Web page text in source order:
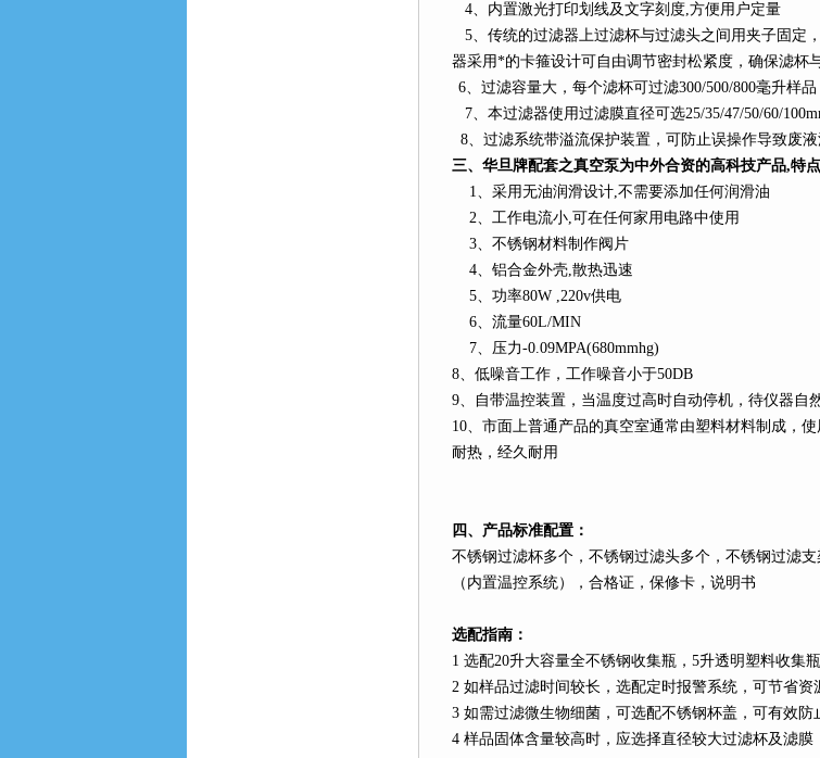
4、内置激光打印划线及文字刻度,方便用户定量
5、传统的过滤器上过滤杯与过滤头之间用夹子固定
器采用*的卡箍设计可自由调节密封松紧度，确保滤杯
6、过滤容量大，每个滤杯可过滤300/500/800毫升样品
7、本过滤器使用过滤膜直径可选25/35/47/50/60/
8、过滤系统带溢流保护装置，可防止误操作导致废
三、华旦牌配套之真空泵为中外合资的高科技产品,特点
1、采用无油润滑设计,不需要添加任何润滑油
2、工作电流小,可在任何家用电路中使用
3、不锈钢材料制作阀片
4、铝合金外壳,散热迅速
5、功率80W ,220v供电
6、流量60L/MIN
7、压力-0.09MPA(680mmhg)
8、低噪音工作，工作噪音小于50DB
9、自带温控装置，当温度过高时自动停机，待仪器自
10、市面上普通产品的真空室通常由塑料材料制成，
耐热，经久耐用
四、产品标准配置：
不锈钢过滤杯多个，不锈钢过滤头多个，不锈钢过滤支
（内置温控系统），合格证，保修卡，说明书
选配指南：
1 选配20升大容量全不锈钢收集瓶， 5升透明塑料收集瓶
2 如样品过滤时间较长，选配定时报警系统，可节省资
3 如需过滤微生物细菌，可选配不锈钢杯盖，可有效防
4 样品固体含量较高时，应选择直径较大过滤杯及滤膜